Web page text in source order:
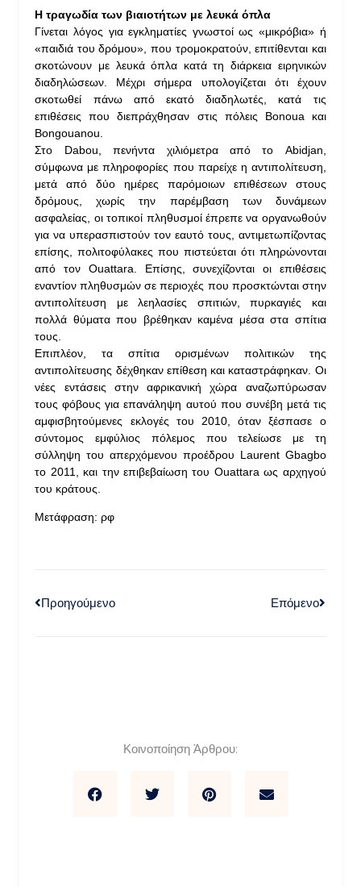
Η τραγωδία των βιαιοτήτων με λευκά όπλα
Γίνεται λόγος για εγκληματίες γνωστοί ως «μικρόβια» ή
«παιδιά του δρόμου», που τρομοκρατούν, επιτίθενται και
σκοτώνουν με λευκά όπλα κατά τη διάρκεια ειρηνικών
διαδηλώσεων. Μέχρι σήμερα υπολογίζεται ότι έχουν
σκοτωθεί πάνω από εκατό διαδηλωτές, κατά τις
επιθέσεις που διεπράχθησαν στις πόλεις Bonoua και
Bongouanou.
Στο Dabou, πενήντα χιλιόμετρα από το Abidjan,
σύμφωνα με πληροφορίες που παρείχε η αντιπολίτευση,
μετά από δύο ημέρες παρόμοιων επιθέσεων στους
δρόμους, χωρίς την παρέμβαση των δυνάμεων
ασφαλείας, οι τοπικοί πληθυσμοί έπρεπε να οργανωθούν
για να υπερασπιστούν τον εαυτό τους, αντιμετωπίζοντας
επίσης, πολιτοφύλακες που πιστεύεται ότι πληρώνονται
από τον Ouattara. Επίσης, συνεχίζονται οι επιθέσεις
εναντίον πληθυσμών σε περιοχές που προσκτώνται στην
αντιπολίτευση με λεηλασίες σπιτιών, πυρκαγιές και
πολλά θύματα που βρέθηκαν καμένα μέσα στα σπίτια
τους.
Επιπλέον, τα σπίτια ορισμένων πολιτικών της
αντιπολίτευσης δέχθηκαν επίθεση και καταστράφηκαν. Οι
νέες εντάσεις στην αφρικανική χώρα αναζωπύρωσαν
τους φόβους για επανάληψη αυτού που συνέβη μετά τις
αμφισβητούμενες εκλογές του 2010, όταν ξέσπασε ο
σύντομος εμφύλιος πόλεμος που τελείωσε με τη
σύλληψη του απερχόμενου προέδρου Laurent Gbagbo
το 2011, και την επιβεβαίωση του Ouattara ως αρχηγού
του κράτους.
Μετάφραση: ρφ
Προηγούμενο Επόμενο
Κοινοποίηση Άρθρου: